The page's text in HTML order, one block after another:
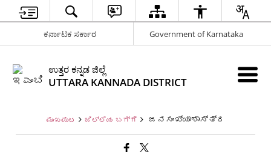
ಕರ್ನಾಟಕ ಸರ್ಕಾರ Government of Karnataka
ಉತ್ತರ ಕನ್ನಡ ಜಿಲ್ಲೆ
UTTARA KANNADA DISTRICT
ಮುಖಪುಟ ಜಿಲ್ಲೆಯ ಬಗ್ಗೆ ಜನಸಂಖ್ಯಾಶಾಸ್ತ್ರ